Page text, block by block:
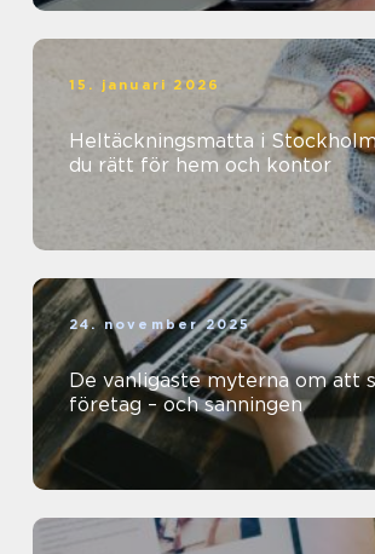
15. januari 2026
Heltäckningsmatta i
du rätt för hem och kontor
24. november 2025
De vanligaste myterna om att
företag – och sanningen